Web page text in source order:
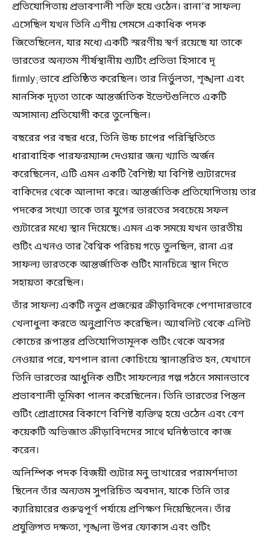
প্রতিযোগিতায় প্রভাবশালী শক্তি হয়ে ওঠেন। রানা’র সাফল্য
এসেছিল যখন তিনি এশীয় গেমসে একাধিক পদক
জিতেছিলেন, যার মধ্যে একটি স্মরণীয় স্বর্ণ রয়েছে যা তাকে
ভারতের অন্যতম শীর্ষস্থানীয় শ্যুটিং প্রতিভা হিসাবে দৃ
firmly়ভাবে প্রতিষ্ঠিত করেছিল। তার নির্ভুলতা, শৃঙ্খলা এবং
মানসিক দৃঢ়তা তাকে আন্তর্জাতিক ইভেন্টগুলিতে একটি
অসামান্য প্রতিযোগী করে তুলেছিল।
বছরের পর বছর ধরে, তিনি উচ্চ চাপের পরিস্থিতিতে
ধারাবাহিক পারফরম্যান্স দেওয়ার জন্য খ্যাতি অর্জন
করেছিলেন, এটি এমন একটি বৈশিষ্ট্য যা বিশিষ্ট শ্যুটারদের
বাকিদের থেকে আলাদা করে। আন্তর্জাতিক প্রতিযোগিতায় তার
পদকের সংখ্যা তাকে তার যুগের ভারতের সবচেয়ে সফল
শ্যুটারের মধ্যে স্থান দিয়েছে। এমন এক সময়ে যখন ভারতীয়
শুটিং এখনও তার বৈশ্বিক পরিচয় গড়ে তুলছিল, রানা এর
সাফল্য ভারতকে আন্তর্জাতিক শুটিং মানচিত্রে স্থান দিতে
সহায়তা করেছিল।
তাঁর সাফল্য একটি নতুন প্রজন্মের ক্রীড়াবিদকে পেশাদারভাবে
খেলাধুলা করতে অনুপ্রাণিত করেছিল। অ্যাথলিট থেকে এলিট
কোচের রূপান্তর প্রতিযোগিতামূলক শুটিং থেকে অবসর
নেওয়ার পরে, যশপাল রানা কোচিংয়ে স্থানান্তরিত হন, যেখানে
তিনি ভারতের আধুনিক শুটিং সাফল্যের গল্প গঠনে সমানভাবে
প্রভাবশালী ভূমিকা পালন করেছিলেন। তিনি ভারতের পিস্তল
শুটিং প্রোগ্রামের বিকাশে বিশিষ্ট ব্যক্তিত্ব হয়ে ওঠেন এবং বেশ
কয়েকটি অভিজাত ক্রীড়াবিদদের সাথে ঘনিষ্ঠভাবে কাজ
করেন।
অলিম্পিক পদক বিজয়ী শ্যুটার মনু ভাখারের পরামর্শদাতা
ছিলেন তাঁর অন্যতম সুপরিচিত অবদান, যাকে তিনি তার
ক্যারিয়ারের গুরুত্বপূর্ণ পর্যায়ে প্রশিক্ষণ দিয়েছিলেন। তাঁর
প্রযুক্তিগত দক্ষতা, শৃঙ্খলা উপর ফোকাস এবং শুটিং